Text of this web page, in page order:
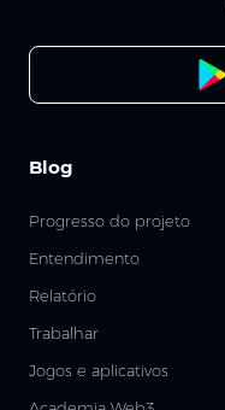
Blog
Progresso do projeto
Entendimento
Relatório
Trabalhar
Jogos e aplicativos